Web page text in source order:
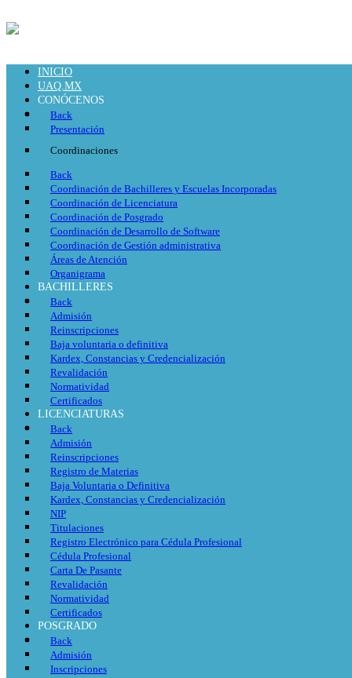
INICIO
UAQ.MX
CONÓCENOS
Back
Presentación
Coordinaciones
Back
Coordinación de Bachilleres y Escuelas Incorporadas
Coordinación de Licenciatura
Coordinación de Posgrado
Coordinación de Desarrollo de Software
Coordinación de Gestión administrativa
Áreas de Atención
Organigrama
BACHILLERES
Back
Admisión
Reinscripciones
Baja voluntaria o definitiva
Kardex, Constancias y Credencialización
Revalidación
Normatividad
Certificados
LICENCIATURAS
Back
Admisión
Reinscripciones
Registro de Materias
Baja Voluntaria o Definitiva
Kardex, Constancias y Credencialización
NIP
Titulaciones
Registro Electrónico para Cédula Profesional
Cédula Profesional
Carta De Pasante
Revalidación
Normatividad
Certificados
POSGRADO
Back
Admisión
Inscripciones